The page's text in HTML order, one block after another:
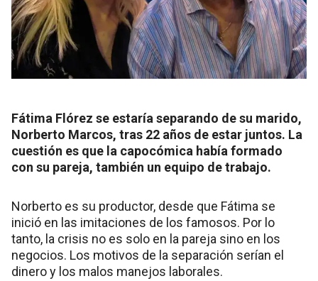
Fátima Flórez se estaría separando de su marido,
Norberto Marcos, tras 22 años de estar juntos. La
cuestión es que la capocómica había formado
con su pareja, también un equipo de trabajo.
Norberto es su productor, desde que Fátima se
inició en las imitaciones de los famosos. Por lo
tanto, la crisis no es solo en la pareja sino en los
negocios. Los motivos de la separación serían el
dinero y los malos manejos laborales.